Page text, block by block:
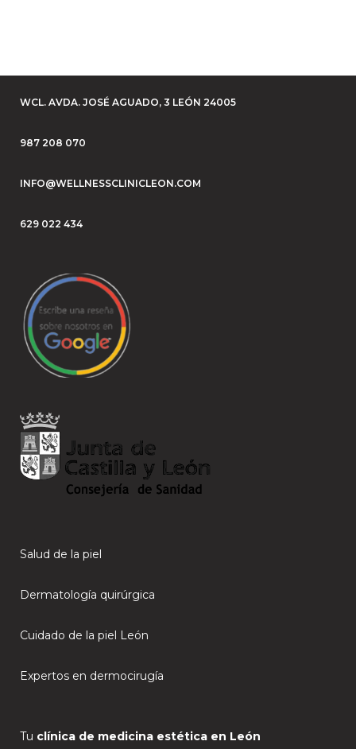
10 abril, 2025
WCL. AVDA. JOSÉ AGUADO, 3 LEÓN 24005
987 208 070
INFO@WELLNESSCLINICLEON.COM
629 022 434
Salud de la piel
Dermatología quirúrgica
Cuidado de la piel León
Expertos en dermocirugía
Tu clínica de medicina estética en León